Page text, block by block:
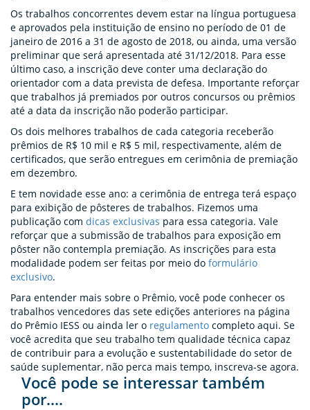
Os trabalhos concorrentes devem estar na língua portuguesa
e aprovados pela instituição de ensino no período de 01 de
janeiro de 2016 a 31 de agosto de 2018, ou ainda, uma versão
preliminar que será apresentada até 31/12/2018. Para esse
último caso, a inscrição deve conter uma declaração do
orientador com a data prevista de defesa. Importante reforçar
que trabalhos já premiados por outros concursos ou prêmios
até a data da inscrição não poderão participar.
Os dois melhores trabalhos de cada categoria receberão
prêmios de R$ 10 mil e R$ 5 mil, respectivamente, além de
certificados, que serão entregues em cerimônia de premiação
em dezembro.
E tem novidade esse ano: a cerimônia de entrega terá espaço
para exibição de pôsteres de trabalhos. Fizemos uma
publicação com dicas exclusivas para essa categoria. Vale
reforçar que a submissão de trabalhos para exposição em
pôster não contempla premiação. As inscrições para esta
modalidade podem ser feitas por meio do formulário
exclusivo.
Para entender mais sobre o Prêmio, você pode conhecer os
trabalhos vencedores das sete edições anteriores na página
do Prêmio IESS ou ainda ler o regulamento completo aqui. Se
você acredita que seu trabalho tem qualidade técnica capaz
de contribuir para a evolução e sustentabilidade do setor de
saúde suplementar, não perca mais tempo, inscreva-se agora.
Você pode se interessar também
por....